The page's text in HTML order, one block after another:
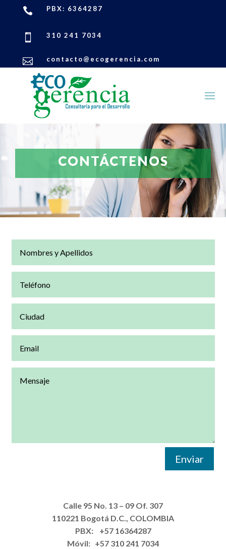
 PBX: 6364287
 310 241 7034
 contacto@ecogerencia.com
CONTÁCTENOS
Enviar
Calle 95 No. 13 – 09 Of. 307
110221 Bogotá D.C., COLOMBIA
PBX: +57 16364287
Móvil: +57 310 241 7034